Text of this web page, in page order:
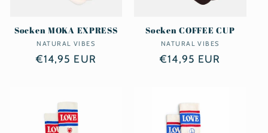
Socken MOKA EXPRESS
Anbieter:
NATURAL VIBES
Normaler
€14,95 EUR
Socken COFFEE CUP
Anbieter:
NATURAL VIBES
Normaler
€14,95 EUR